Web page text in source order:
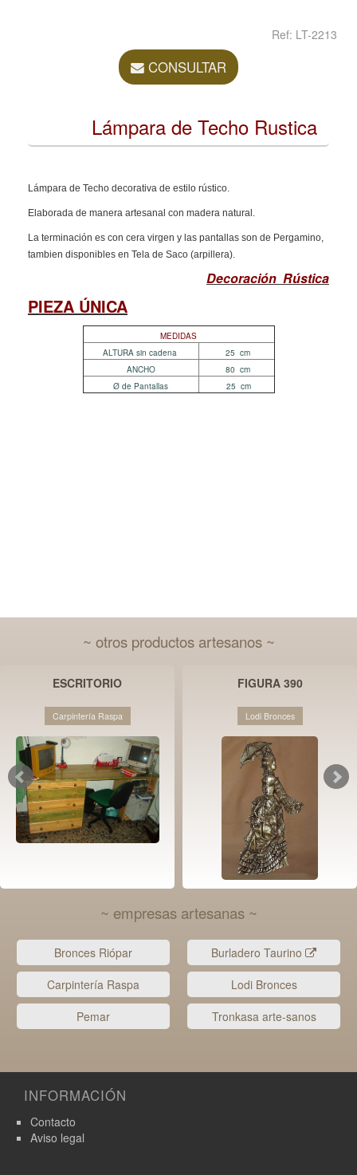
Ref: LT-2213
CONSULTAR
Lámpara de Techo Rustica
Lámpara de Techo decorativa de estilo rústico.
Elaborada de manera artesanal con madera natural.
La terminación es con cera virgen y las pantallas son de Pergamino,
tambien disponibles en Tela de Saco (arpillera).
Decoración Rústica
PIEZA ÚNICA
MEDIDAS
ALTURA sin cadena
25 cm
ANCHO
80 cm
Ø de Pantallas
25 cm
~ otros productos artesanos ~
ESCRITORIO
Carpintería Raspa
FIGURA 390
Lodi Bronces
~ empresas artesanas ~
Bronces Riópar
Burladero Taurino
Carpintería Raspa
Lodi Bronces
Pemar
Tronkasa arte-sanos
INFORMACIÓN
Contacto
Aviso legal